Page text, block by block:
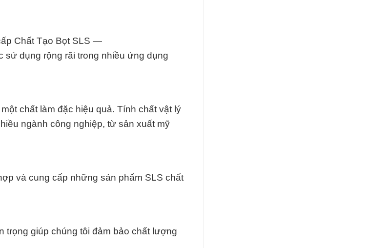
Chất Tạo Bọt SLS —
sử dụng rộng rãi trong nhiều ứng dụng
chất làm đặc hiệu quả. Tính chất vật lý
ngành công nghiệp, từ sản xuất mỹ
và cung cấp những sản phẩm SLS chất
trọng giúp chúng tôi đảm bảo chất lượng